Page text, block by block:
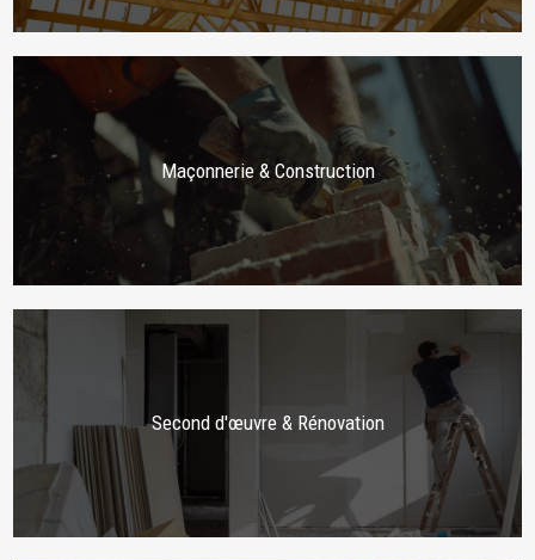
Maçonnerie & Construction
Second d'œuvre & Rénovation